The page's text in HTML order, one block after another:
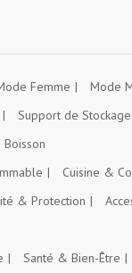
Femme Mode
Support de Stockage
Boisson
Cuisine &
& Protection
Santé & Bien-Être